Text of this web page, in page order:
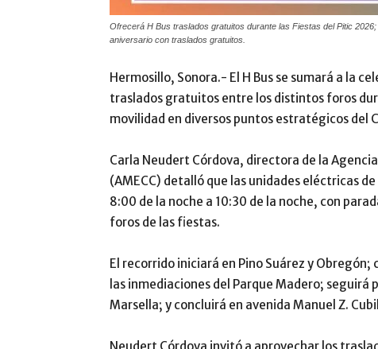
Ofrecerá H Bus traslados gratuitos durante las Fiestas del Pitic
aniversario con traslados gratuitos.
Hermosillo, Sonora.- El H Bus se sumará a la
traslados gratuitos entre los distintos foros
movilidad en diversos puntos estratégicos del
Carla Neudert Córdova, directora de la
(AMECC) detalló que las unidades eléctricas
8:00 de la noche a 10:30 de la noche, con
foros de las fiestas.
El recorrido iniciará en Pino Suárez y
las inmediaciones del Parque Madero;
Marsella; y concluirá en avenida Manuel Z.